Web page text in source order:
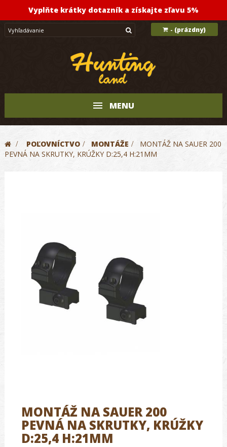
Vyplňte krátky dotazník a získajte zľavu 5%
- (prázdny)
MENU
> POĽOVNÍCTVO > MONTÁŽE >
MONTÁŽ NA SAUER 200
PEVNÁ NA SKRUTKY, KRÚŽKY D:25,4 H:21MM
MONTÁŽ NA SAUER 200
PEVNÁ NA SKRUTKY, KRÚŽKY
D:25,4 H:21MM